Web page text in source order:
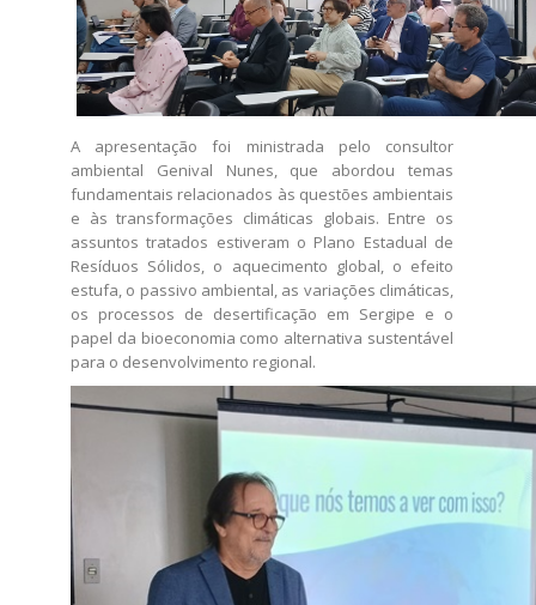
A apresentação foi ministrada pelo consultor
ambiental Genival Nunes, que abordou temas
fundamentais relacionados às questões ambientais
e às transformações climáticas globais. Entre os
assuntos tratados estiveram o Plano Estadual de
Resíduos Sólidos, o aquecimento global, o efeito
estufa, o passivo ambiental, as variações climáticas,
os processos de desertificação em Sergipe e o
papel da bioeconomia como alternativa sustentável
para o desenvolvimento regional.